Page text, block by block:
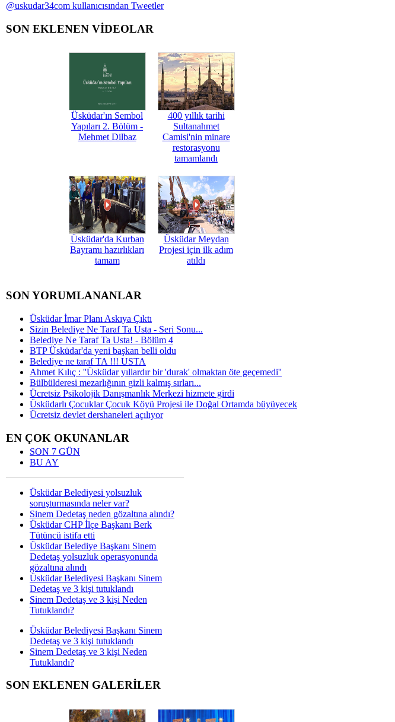
@uskudar34com kullanıcısından Tweetler
SON EKLENEN VİDEOLAR
Üsküdar'ın Sembol
Yapıları 2. Bölüm -
Mehmet Dilbaz
400 yıllık tarihi
Sultanahmet
Camisi'nin minare
restorasyonu
tamamlandı
Üsküdar'da Kurban
Bayramı hazırlıkları
tamam
Üsküdar Meydan
Projesi için ilk adım
atıldı
SON YORUMLANANLAR
Üsküdar İmar Planı Askıya Çıktı
Sizin Belediye Ne Taraf Ta Usta - Seri Sonu...
Belediye Ne Taraf Ta Usta! - Bölüm 4
BTP Üsküdar'da yeni başkan belli oldu
Belediye ne taraf TA !!! USTA
Ahmet Kılıç : ''Üsküdar yıllardır bir 'durak' olmaktan öte geçemedi''
Bülbülderesi mezarlığının gizli kalmış sırları...
Ücretsiz Psikolojik Danışmanlık Merkezi hizmete girdi
Üsküdarlı Çocuklar Çocuk Köyü Projesi ile Doğal Ortamda büyüyecek
Ücretsiz devlet dershaneleri açılıyor
EN ÇOK OKUNANLAR
SON 7 GÜN
BU AY
Üsküdar Belediyesi yolsuzluk
soruşturmasında neler var?
Sinem Dedetaş neden gözaltına alındı?
Üsküdar CHP İlçe Başkanı Berk
Tütüncü istifa etti
Üsküdar Belediye Başkanı Sinem
Dedetaş yolsuzluk operasyonunda
gözaltına alındı
Üsküdar Belediyesi Başkanı Sinem
Dedetaş ve 3 kişi tutuklandı
Sinem Dedetaş ve 3 kişi Neden
Tutuklandı?
Üsküdar Belediyesi Başkanı Sinem
Dedetaş ve 3 kişi tutuklandı
Sinem Dedetaş ve 3 kişi Neden
Tutuklandı?
SON EKLENEN GALERİLER